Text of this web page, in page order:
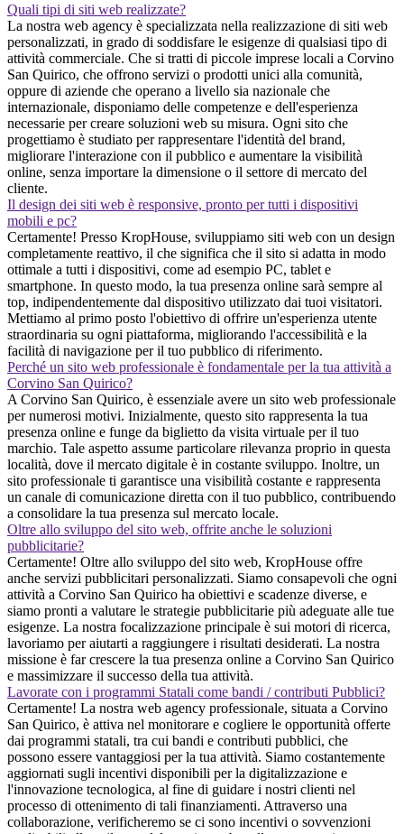
Quali tipi di siti web realizzate?
La nostra web agency è specializzata nella realizzazione di siti web
personalizzati, in grado di soddisfare le esigenze di qualsiasi tipo di
attività commerciale. Che si tratti di piccole imprese locali a Corvino
San Quirico, che offrono servizi o prodotti unici alla comunità,
oppure di aziende che operano a livello sia nazionale che
internazionale, disponiamo delle competenze e dell'esperienza
necessarie per creare soluzioni web su misura. Ogni sito che
progettiamo è studiato per rappresentare l'identità del brand,
migliorare l'interazione con il pubblico e aumentare la visibilità
online, senza importare la dimensione o il settore di mercato del
cliente.
Il design dei siti web è responsive, pronto per tutti i dispositivi
mobili e pc?
Certamente! Presso KropHouse, sviluppiamo siti web con un design
completamente reattivo, il che significa che il sito si adatta in modo
ottimale a tutti i dispositivi, come ad esempio PC, tablet e
smartphone. In questo modo, la tua presenza online sarà sempre al
top, indipendentemente dal dispositivo utilizzato dai tuoi visitatori.
Mettiamo al primo posto l'obiettivo di offrire un'esperienza utente
straordinaria su ogni piattaforma, migliorando l'accessibilità e la
facilità di navigazione per il tuo pubblico di riferimento.
Perché un sito web professionale è fondamentale per la tua attività a
Corvino San Quirico?
A Corvino San Quirico, è essenziale avere un sito web professionale
per numerosi motivi. Inizialmente, questo sito rappresenta la tua
presenza online e funge da biglietto da visita virtuale per il tuo
marchio. Tale aspetto assume particolare rilevanza proprio in questa
località, dove il mercato digitale è in costante sviluppo. Inoltre, un
sito professionale ti garantisce una visibilità costante e rappresenta
un canale di comunicazione diretta con il tuo pubblico, contribuendo
a consolidare la tua presenza sul mercato locale.
Oltre allo sviluppo del sito web, offrite anche le soluzioni
pubblicitarie?
Certamente! Oltre allo sviluppo del sito web, KropHouse offre
anche servizi pubblicitari personalizzati. Siamo consapevoli che ogni
attività a Corvino San Quirico ha obiettivi e scadenze diverse, e
siamo pronti a valutare le strategie pubblicitarie più adeguate alle tue
esigenze. La nostra focalizzazione principale è sui motori di ricerca,
lavoriamo per aiutarti a raggiungere i risultati desiderati. La nostra
missione è far crescere la tua presenza online a Corvino San Quirico
e massimizzare il successo della tua attività.
Lavorate con i programmi Statali come bandi / contributi Pubblici?
Certamente! La nostra web agency professionale, situata a Corvino
San Quirico, è attiva nel monitorare e cogliere le opportunità offerte
dai programmi statali, tra cui bandi e contributi pubblici, che
possono essere vantaggiosi per la tua attività. Siamo costantemente
aggiornati sugli incentivi disponibili per la digitalizzazione e
l'innovazione tecnologica, al fine di guidare i nostri clienti nel
processo di ottenimento di tali finanziamenti. Attraverso una
collaborazione, verificheremo se ci sono incentivi o sovvenzioni